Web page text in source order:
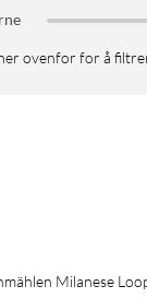
ovenfor for å
Milanese